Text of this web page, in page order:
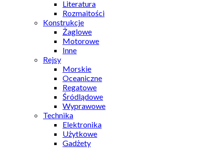
Literatura
Rozmaitości
Konstrukcje
Żaglowe
Motorowe
Inne
Rejsy
Morskie
Oceaniczne
Regatowe
Śródlądowe
Wyprawowe
Technika
Elektronika
Użytkowe
Gadżety